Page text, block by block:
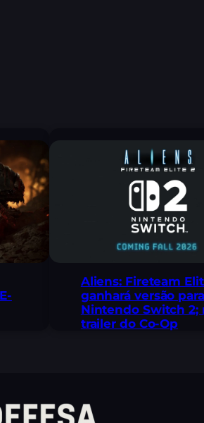
Aliens: Fireteam
ganhará versão
Nintendo Switch 2;
trailer do Co-Op